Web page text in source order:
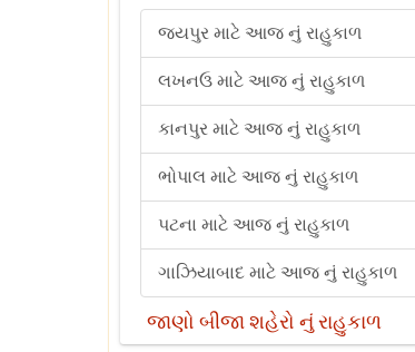
જયપુર માટે આજ નું રાહુકાળ
લખનઉ માટે આજ નું રાહુકાળ
કાનપુર માટે આજ નું રાહુકાળ
ભોપાલ માટે આજ નું રાહુકાળ
પટના માટે આજ નું રાહુકાળ
ગાઝિયાબાદ માટે આજ નું રાહુકાળ
જાણો બીજા શહેરો નું રાહુકાળ